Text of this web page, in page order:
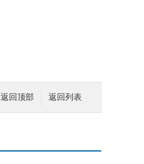
返回列表
返回顶部